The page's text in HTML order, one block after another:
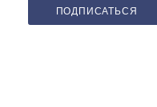
ПОДПИСАТЬСЯ